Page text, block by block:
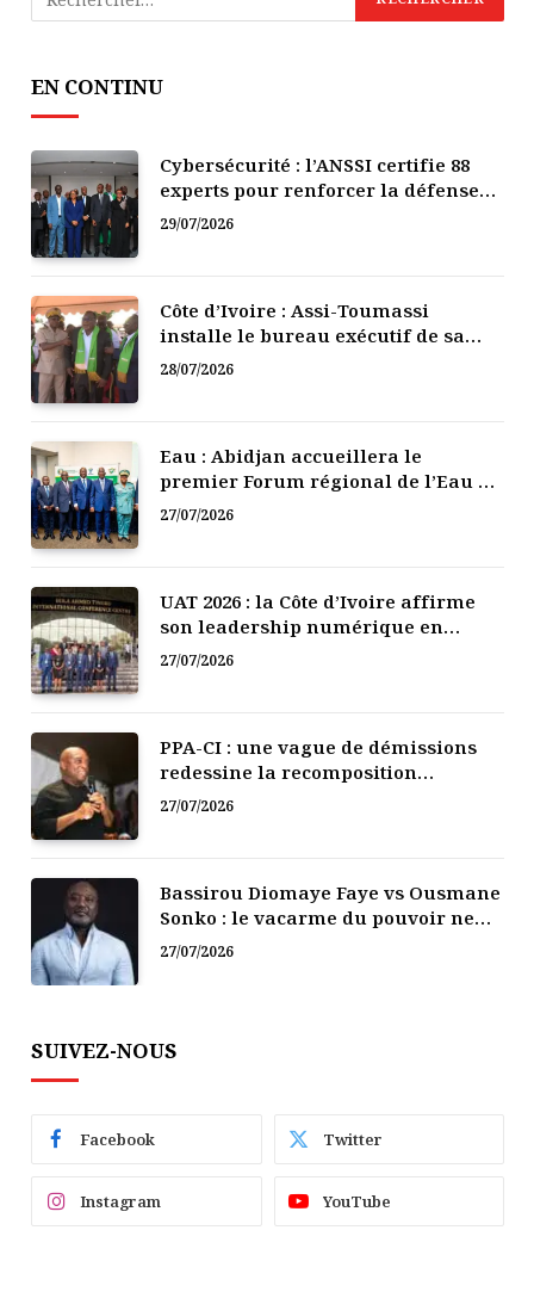
EN CONTINU
Cybersécurité : l’ANSSI certifie 88
experts pour renforcer la défense
numérique de la Côte d’Ivoire
29/07/2026
Côte d’Ivoire : Assi-Toumassi
installe le bureau exécutif de sa
mutuelle de développement
28/07/2026
Eau : Abidjan accueillera le
premier Forum régional de l’Eau de
l’Afrique de l’Ouest
27/07/2026
UAT 2026 : la Côte d’Ivoire affirme
son leadership numérique en
Afrique
27/07/2026
PPA-CI : une vague de démissions
redessine la recomposition
politique
27/07/2026
Bassirou Diomaye Faye vs Ousmane
Sonko : le vacarme du pouvoir ne
doit pas faire oublier les liens de la
27/07/2026
SUIVEZ-NOUS
Facebook Twitter
Instagram YouTube